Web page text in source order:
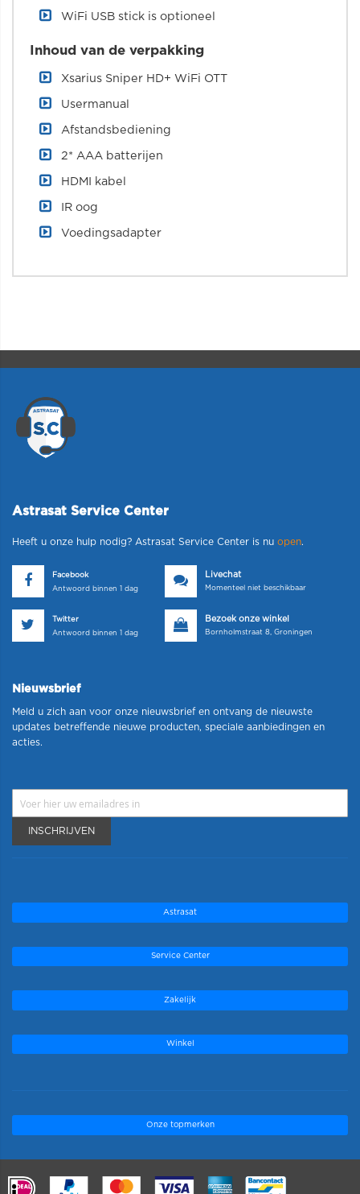
WiFi USB stick is optioneel
Inhoud van de verpakking
Xsarius Sniper HD+ WiFi OTT
Usermanual
Afstandsbediening
2* AAA batterijen
HDMI kabel
IR oog
Voedingsadapter
Astrasat Service Center
Heeft u onze hulp nodig? Astrasat Service Center is nu open.
Facebook
Antwoord binnen 1 dag
Livechat
Momenteel niet beschikbaar
Twitter
Antwoord binnen 1 dag
Bezoek onze winkel
Bornholmstraat 8, Groningen
Nieuwsbrief
Meld u zich aan voor onze nieuwsbrief en ontvang de nieuwste
updates betreffende nieuwe producten, speciale aanbiedingen en
acties.
INSCHRIJVEN
Astrasat
Service Center
Zakelijk
Winkel
Onze topmerken
.